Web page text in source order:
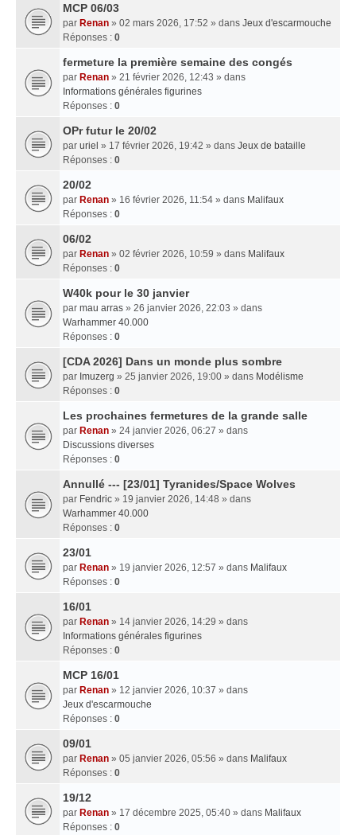
MCP 06/03
par Renan » 02 mars 2026, 17:52 » dans Jeux d'escarmouche
Réponses : 0
fermeture la première semaine des congés
par Renan » 21 février 2026, 12:43 » dans
Informations générales figurines
Réponses : 0
OPr futur le 20/02
par uriel » 17 février 2026, 19:42 » dans Jeux de bataille
Réponses : 0
20/02
par Renan » 16 février 2026, 11:54 » dans Malifaux
Réponses : 0
06/02
par Renan » 02 février 2026, 10:59 » dans Malifaux
Réponses : 0
W40k pour le 30 janvier
par mau arras » 26 janvier 2026, 22:03 » dans
Warhammer 40.000
Réponses : 0
[CDA 2026] Dans un monde plus sombre
par Imuzerg » 25 janvier 2026, 19:00 » dans Modélisme
Réponses : 0
Les prochaines fermetures de la grande salle
par Renan » 24 janvier 2026, 06:27 » dans
Discussions diverses
Réponses : 0
Annullé --- [23/01] Tyranides/Space Wolves
par Fendric » 19 janvier 2026, 14:48 » dans
Warhammer 40.000
Réponses : 0
23/01
par Renan » 19 janvier 2026, 12:57 » dans Malifaux
Réponses : 0
16/01
par Renan » 14 janvier 2026, 14:29 » dans
Informations générales figurines
Réponses : 0
MCP 16/01
par Renan » 12 janvier 2026, 10:37 » dans
Jeux d'escarmouche
Réponses : 0
09/01
par Renan » 05 janvier 2026, 05:56 » dans Malifaux
Réponses : 0
19/12
par Renan » 17 décembre 2025, 05:40 » dans Malifaux
Réponses : 0